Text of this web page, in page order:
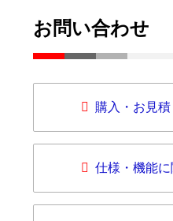
お問い合わせ
購入・お見
仕様・機能